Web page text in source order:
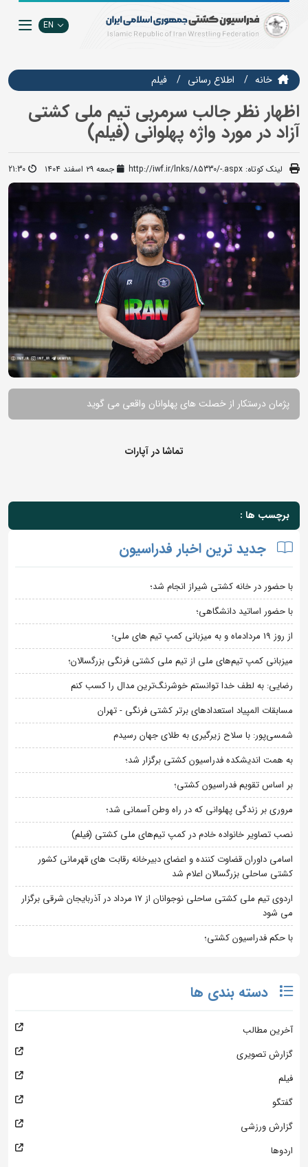
EN
خانه اطلاع رسانی فيلم
اظهار نظر جالب سرمربی تیم ملی کشتی
آزاد در مورد واژه پهلوانی (فیلم)
لینک کوتاه: http://iwf.ir/lnks/85330/-.aspx جمعه ۲۹ اسفند ۱۴۰۴ 21:30
پژمان درستکار از خصلت های پهلوانان واقعی می گوید
تماشا در آپارات
برچسب ها :
جدید ترین اخبار فدراسیون
با حضور در خانه کشتی شیراز انجام شد؛
با حضور اساتید دانشگاهی؛
از روز 19 مردادماه و به میزبانی کمپ تیم های ملی؛
میزبانی کمپ تیم‌های ملی از تیم ملی کشتی فرنگی بزرگسالان؛
رضایی: به لطف خدا توانستم خوشرنگ‌ترین مدال را کسب کنم
مسابقات المپیاد استعدادهای برتر کشتی فرنگی - تهران
شمسی‌پور: با سلاح زیرگیری به طلای جهان رسیدم
به همت اندیشکده فدراسیون کشتی برگزار شد؛
بر اساس تقویم فدراسیون کشتی؛
مروری بر زندگی پهلوانی که در راه وطن آسمانی شد؛
نصب تصاویر خانواده خادم در کمپ تیم‌های ملی کشتی (فیلم)
اسامی داوران قضاوت کننده و اعضای دبیرخانه رقابت های قهرمانی کشور
کشتی ساحلی بزرگسالان اعلام شد
اردوی تیم ملی کشتی ساحلی نوجوانان از 17 مرداد در آذربایجان شرقی برگزار
می شود
با حکم فدراسیون کشتی؛
دسته بندی ها
آخرین مطالب
گزارش تصویری
فیلم
گفتگو
گزارش ورزشی
اردوها